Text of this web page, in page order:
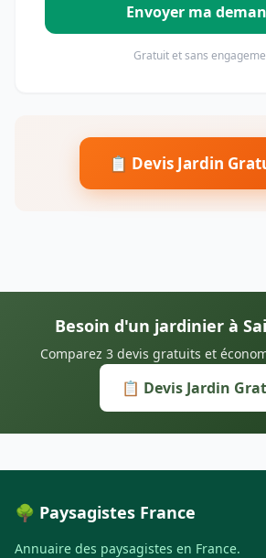
Envoyer ma
Gratuit et sans
📋 Devis Jardin
Besoin d'un jardinier à
Comparez 3 devis gratuits et
📋 Devis Jardin
🌳 Paysagistes France
Annuaire des paysagistes en France.